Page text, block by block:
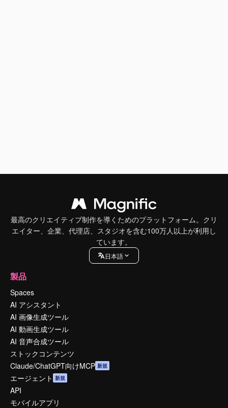
最高のクリエイティブ制作を導くためのプラットフォーム。クリ
エイター、企業、代理店、スタジオを含む100万人以上が利用し
ています。
日本語
製品
Spaces
AI アシスタント
AI 画像生成ツール
AI 動画生成ツール
AI 音声合成ツール
ストックコンテンツ
Claude/ChatGPT向けMCP 新規
エージェント 新規
API
モバイルアプリ